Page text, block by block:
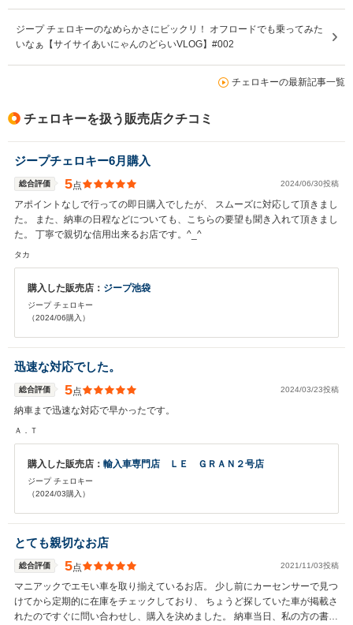
ジープ チェロキーのなめらかさにビックリ！ オフロードでも乗ってみた
いなぁ【サイサイあいにゃんのどらいVLOG】#002
チェロキーの最新記事一覧
チェロキーを扱う販売店クチコミ
ジープチェロキー6月購入
総合評価 5点 2024/06/30投稿
アポイントなしで行っての即日購入でしたが、 スムーズに対応して頂きまし
た。 また、納車の日程などについても、こちらの要望も聞き入れて頂きまし
た。 丁寧で親切な信用出来るお店です。^_^
タカ
購入した販売店： ジープ池袋
ジープ チェロキー
（2024/06購入）
迅速な対応でした。
総合評価 5点 2024/03/23投稿
納車まで迅速な対応で早かったです。
Ａ．Ｔ
購入した販売店： 輸入車専門店 ＬＥ ＧＲＡＮ２号店
ジープ チェロキー
（2024/03購入）
とても親切なお店
総合評価 5点 2021/11/03投稿
マニアックでエモい車を取り揃えているお店。 少し前にカーセンサーで見つ
けてから定期的に在庫をチェックしており、 ちょうど探していた車が掲載さ
れたのですぐに問い合わせし、購入を決めました。 納車当日、私の方の書類